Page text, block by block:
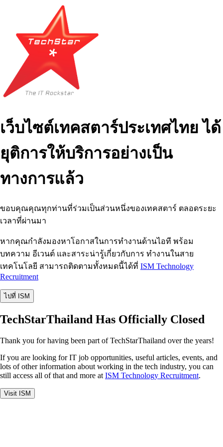
เว็บไซต์เทคสตาร์ประเทศไทย ได้
ยุติการให้บริการอย่างเป็น
ทางการแล้ว
ขอบคุณคุณทุกท่านที่ร่วมเป็นส่วนหนึ่งของเทคสตาร์ ตลอดระยะ
เวลาที่ผ่านมา
หากคุณกำลังมองหาโอกาสในการทำงานด้านไอที พร้อม
บทความ อีเวนต์ และสาระน่ารู้เกี่ยวกับการ ทำงานในสาย
เทคโนโลยี สามารถติดตามทั้งหมดนี้ได้ที่ ISM Technology
Recruitment
ไปที่ ISM
TechStarThailand Has Officially Closed
Thank you for having been part of TechStarThailand over the years!
If you are looking for IT job opportunities, useful articles, events, and
lots of other information about working in the tech industry, you can
still access all of that and more at ISM Technology Recruitment.
Visit ISM